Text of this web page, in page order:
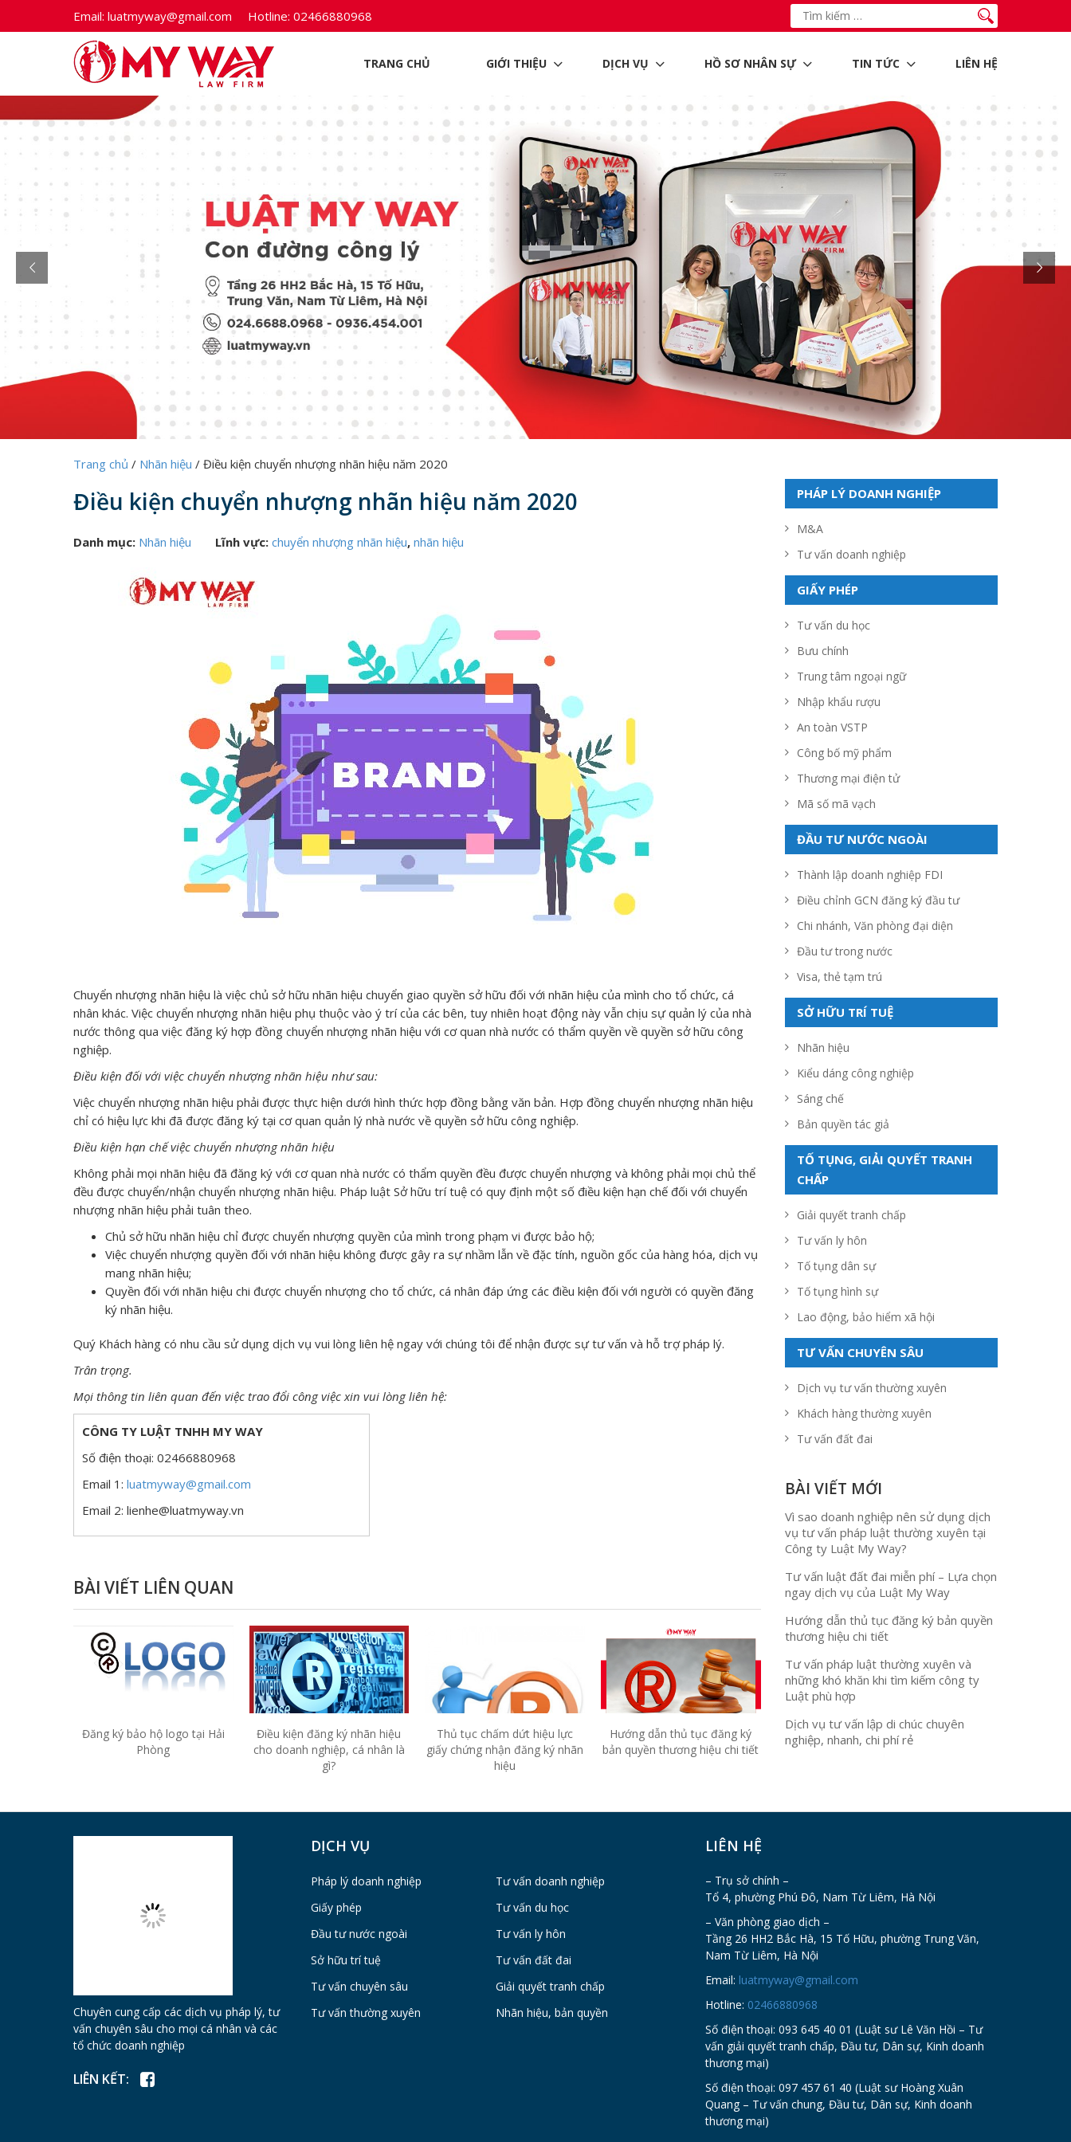
Email: luatmyway@gmail.com Hotline: 02466880968
TRANG CHỦ GIỚI THIỆU DỊCH VỤ HỒ SƠ NHÂN SỰ TIN TỨC LIÊN HỆ
Trang chủ / Nhãn hiệu / Điều kiện chuyển nhượng nhãn hiệu năm 2020
Điều kiện chuyển nhượng nhãn hiệu năm 2020
Danh mục: Nhãn hiệu Lĩnh vực: chuyển nhượng nhãn hiệu, nhãn hiệu
Chuyển nhượng nhãn hiệu là việc chủ sở hữu nhãn hiệu chuyển giao quyền sở hữu đối với nhãn hiệu của mình cho tổ chức, cá
nhân khác. Việc chuyển nhượng nhãn hiệu phụ thuộc vào ý trí của các bên, tuy nhiên hoạt động này vẫn chịu sự quản lý của nhà
nước thông qua việc đăng ký hợp đồng chuyển nhượng nhãn hiệu với cơ quan nhà nước có thẩm quyền về quyền sở hữu công
nghiệp.
Điều kiện đối với việc chuyển nhượng nhãn hiệu như sau:
Việc chuyển nhượng nhãn hiệu phải được thực hiện dưới hình thức hợp đồng bằng văn bản. Hợp đồng chuyển nhượng nhãn hiệu
chỉ có hiệu lực khi đã được đăng ký tại cơ quan quản lý nhà nước về quyền sở hữu công nghiệp.
Điều kiện hạn chế việc chuyển nhượng nhãn hiệu
Không phải mọi nhãn hiệu đã đăng ký với cơ quan nhà nước có thẩm quyền đều được chuyển nhượng và không phải mọi chủ thể
đều được chuyển/nhận chuyển nhượng nhãn hiệu. Pháp luật Sở hữu trí tuệ có quy định một số điều kiện hạn chế đối với chuyển
nhượng nhãn hiệu phải tuân theo.
Chủ sở hữu nhãn hiệu chỉ được chuyển nhượng quyền của mình trong phạm vi được bảo hộ;
Việc chuyển nhượng quyền đối với nhãn hiệu không được gây ra sự nhầm lẫn về đặc tính, nguồn gốc của hàng hóa, dịch vụ
mang nhãn hiệu;
Quyền đối với nhãn hiệu chi được chuyển nhượng cho tổ chức, cá nhân đáp ứng các điều kiện đối với người có quyền đăng
ký nhãn hiệu.
Quý Khách hàng có nhu cầu sử dụng dịch vụ vui lòng liên hệ ngay với chúng tôi để nhận được sự tư vấn và hỗ trợ pháp lý.
Trân trọng.
Mọi thông tin liên quan đến việc trao đổi công việc xin vui lòng liên hệ:
CÔNG TY LUẬT TNHH MY WAY
Số điện thoại: 02466880968
Email 1: luatmyway@gmail.com
Email 2: lienhe@luatmyway.vn
BÀI VIẾT LIÊN QUAN
Đăng ký bảo hộ logo tại Hải
Phòng
Điều kiện đăng ký nhãn hiệu
cho doanh nghiệp, cá nhân là
gì?
Thủ tục chấm dứt hiệu lực
giấy chứng nhận đăng ký nhãn
hiệu
Hướng dẫn thủ tục đăng ký
bản quyền thương hiệu chi tiết
PHÁP LÝ DOANH NGHIỆP
M&A
Tư vấn doanh nghiệp
GIẤY PHÉP
Tư vấn du học
Bưu chính
Trung tâm ngoại ngữ
Nhập khẩu rượu
An toàn VSTP
Công bố mỹ phẩm
Thương mại điện tử
Mã số mã vạch
ĐẦU TƯ NƯỚC NGOÀI
Thành lập doanh nghiệp FDI
Điều chỉnh GCN đăng ký đầu tư
Chi nhánh, Văn phòng đại diện
Đầu tư trong nước
Visa, thẻ tạm trú
SỞ HỮU TRÍ TUỆ
Nhãn hiệu
Kiểu dáng công nghiệp
Sáng chế
Bản quyền tác giả
TỐ TỤNG, GIẢI QUYẾT TRANH
CHẤP
Giải quyết tranh chấp
Tư vấn ly hôn
Tố tụng dân sự
Tố tụng hình sự
Lao động, bảo hiểm xã hội
TƯ VẤN CHUYÊN SÂU
Dịch vụ tư vấn thường xuyên
Khách hàng thường xuyên
Tư vấn đất đai
BÀI VIẾT MỚI
Vì sao doanh nghiệp nên sử dụng dịch
vụ tư vấn pháp luật thường xuyên tại
Công ty Luật My Way?
Tư vấn luật đất đai miễn phí – Lựa chọn
ngay dịch vụ của Luật My Way
Hướng dẫn thủ tục đăng ký bản quyền
thương hiệu chi tiết
Tư vấn pháp luật thường xuyên và
những khó khăn khi tìm kiếm công ty
Luật phù hợp
Dịch vụ tư vấn lập di chúc chuyên
nghiệp, nhanh, chi phí rẻ
Chuyên cung cấp các dịch vụ pháp lý, tư
vấn chuyên sâu cho mọi cá nhân và các
tổ chức doanh nghiệp
LIÊN KẾT:
DỊCH VỤ
Pháp lý doanh nghiệp
Giấy phép
Đầu tư nước ngoài
Sở hữu trí tuệ
Tư vấn chuyên sâu
Tư vấn thường xuyên
Tư vấn doanh nghiệp
Tư vấn du học
Tư vấn ly hôn
Tư vấn đất đai
Giải quyết tranh chấp
Nhãn hiệu, bản quyền
LIÊN HỆ
– Trụ sở chính –
Tổ 4, phường Phú Đô, Nam Từ Liêm, Hà Nội
– Văn phòng giao dịch –
Tầng 26 HH2 Bắc Hà, 15 Tố Hữu, phường Trung Văn,
Nam Từ Liêm, Hà Nội
Email: luatmyway@gmail.com
Hotline: 02466880968
Số điện thoại: 093 645 40 01 (Luật sư Lê Văn Hồi – Tư
vấn giải quyết tranh chấp, Đầu tư, Dân sự, Kinh doanh
thương mại)
Số điện thoại: 097 457 61 40 (Luật sư Hoàng Xuân
Quang – Tư vấn chung, Đầu tư, Dân sự, Kinh doanh
thương mại)